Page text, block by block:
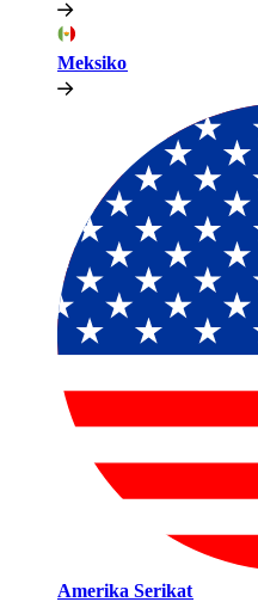
Meksiko​​
Amerika Serikat​​